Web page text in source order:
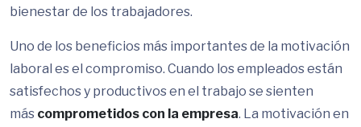
bienestar de los trabajadores.
Uno de los beneficios más importantes de la motivación
laboral es el compromiso. Cuando los empleados están
satisfechos y productivos en el trabajo se sienten
más comprometidos con la empresa. La motivación en